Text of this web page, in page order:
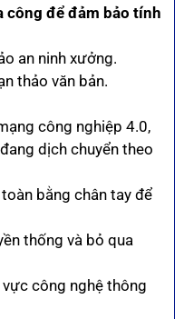
công để đảm bảo tính
an ninh xưởng.
thảo văn bản.
công nghiệp 4.0,
dịch chuyển theo
bằng chân tay để
thống và bỏ qua
công nghệ thông